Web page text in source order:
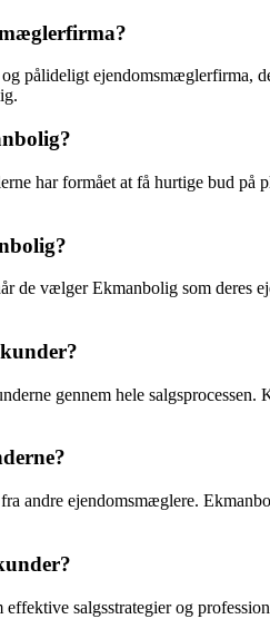
pålideligt ejendomsmæglerfirma,
har formået at få hurtige bud
de vælger Ekmanbolig som deres
gennem hele
andre ejendomsmæglere.
salgsstrategier og